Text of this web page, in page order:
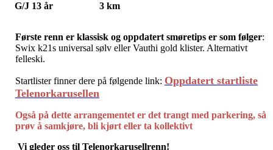
G/J 13 år 3 km
Første renn er klassisk og oppdatert smøretips er som følger:
Swix k21s universal sølv eller Vauthi gold klister. Alternativt
felleski.
Startlister finner dere på følgende link: Oppdatert startliste
Telenorkarusellen
Også på dette arrangementet er det trangt med parkering, så
prøv å samkjøre, bli kjørt eller ta kollektivt
Vi gleder oss til Telenorkarusellrenn!